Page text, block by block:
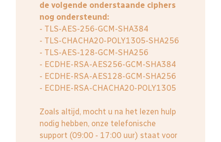
de volgende onderstaande ciphers
nog ondersteund:
- TLS-AES-256-GCM-SHA384
- TLS-CHACHA20-POLY1305-SHA256
- TLS-AES-128-GCM-SHA256
- ECDHE-RSA-AES256-GCM-SHA384
- ECDHE-RSA-AES128-GCM-SHA256
- ECDHE-RSA-CHACHA20-POLY1305
Zoals altijd, mocht u na het lezen hulp
nodig hebben, onze telefonische
support (09:00 - 17:00 uur) staat voor